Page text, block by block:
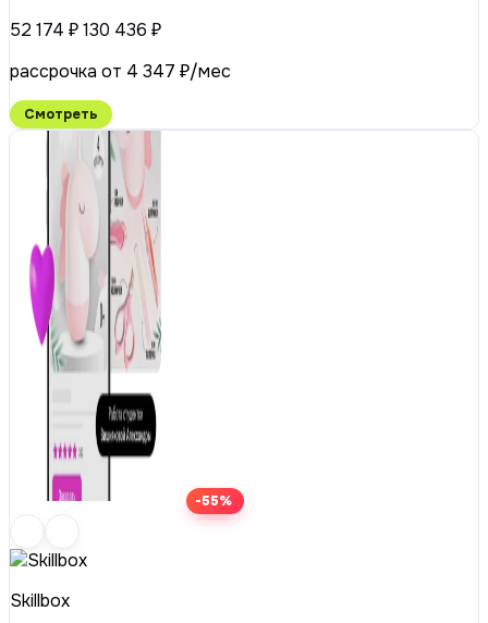
52 174 ₽130 436 ₽
рассрочка от 4 347 ₽/мес
Смотреть
-55%
Skillbox